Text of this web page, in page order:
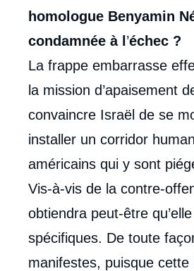
homologue Benyamin
condamnée à l ’échec ?
La frappe embarrasse
la mission d’apaisement
convaincre Israël de se
installer un corridor
américains qui y sont
Vis-à-vis de la contre-
obtiendra peut-être
spécifiques. De toute
manifestes, puisque cette